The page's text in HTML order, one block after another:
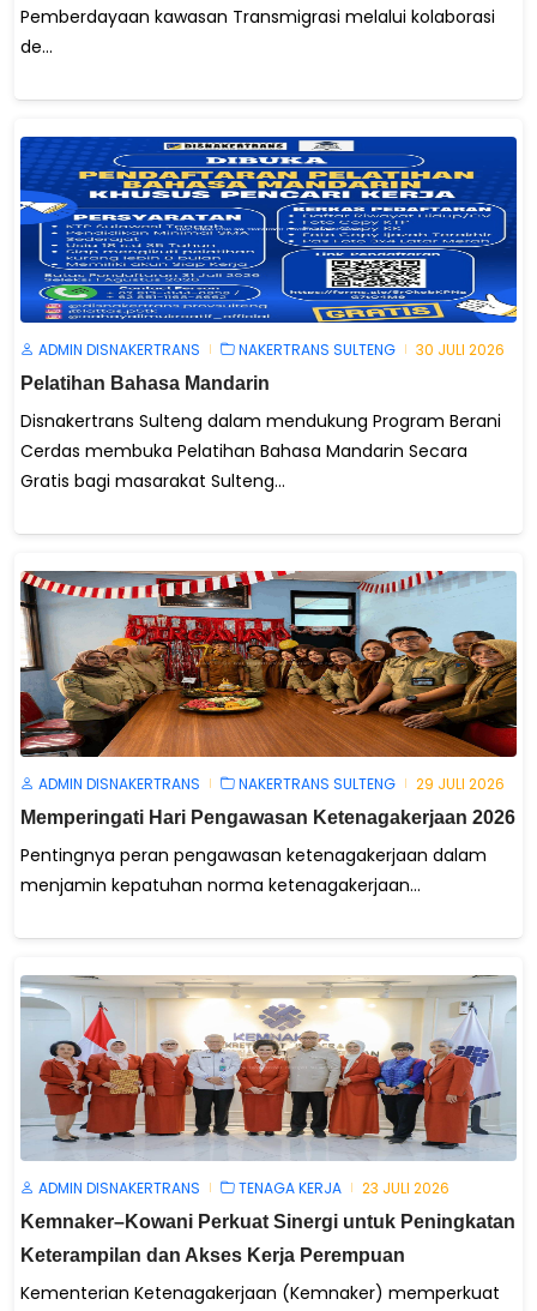
Pemberdayaan kawasan Transmigrasi melalui kolaborasi
de...
ADMIN DISNAKERTRANS NAKERTRANS SULTENG
30 JULI 2026
Pelatihan Bahasa Mandarin
Disnakertrans Sulteng dalam mendukung Program Berani
Cerdas membuka Pelatihan Bahasa Mandarin Secara
Gratis bagi masarakat Sulteng...
ADMIN DISNAKERTRANS NAKERTRANS SULTENG
29 JULI 2026
Memperingati Hari Pengawasan Ketenagakerjaan 2026
Pentingnya peran pengawasan ketenagakerjaan dalam
menjamin kepatuhan norma ketenagakerjaan...
ADMIN DISNAKERTRANS TENAGA KERJA
23 JULI 2026
Kemnaker–Kowani Perkuat Sinergi untuk Peningkatan
Keterampilan dan Akses Kerja Perempuan
Kementerian Ketenagakerjaan (Kemnaker) memperkuat